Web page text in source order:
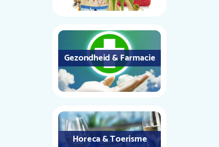
Gezondheid & Farmacie
Horeca & Toerisme